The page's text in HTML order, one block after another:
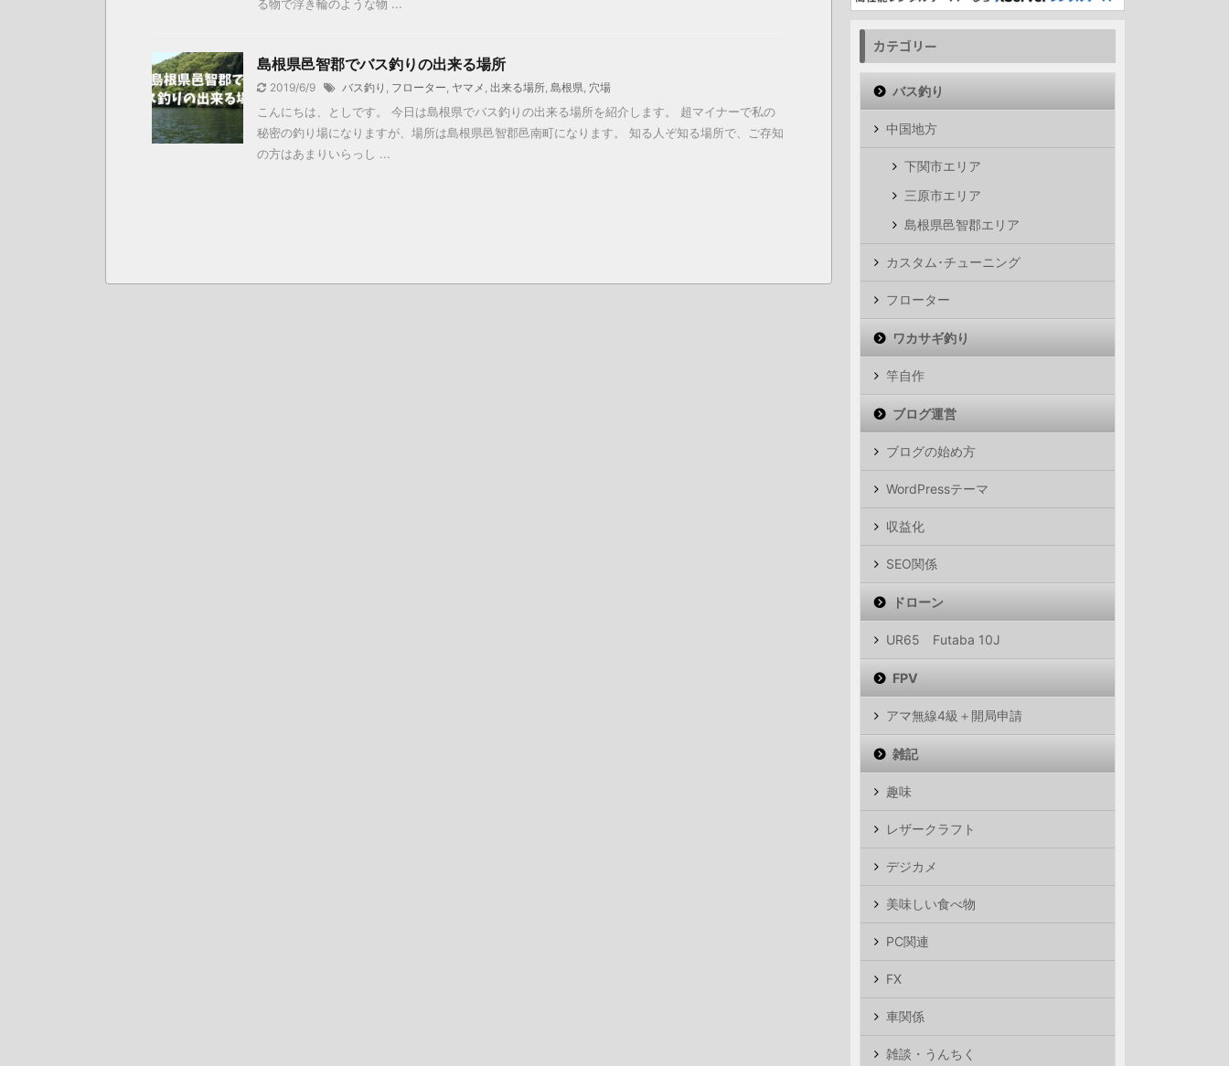
る物で浮き輪のような物 ...
島根県邑智郡でバス釣りの出来る場所
2019/6/9 バス釣り , フローター, ヤマメ , 出来る場所, 島根県, 穴場
こんにちは、としです。 今日は島根県でバス釣りの出来る場所を紹介します。 超マイナーで私の
秘密の釣り場になりますが、場所は島根県邑智郡邑南町になります。 知る人ぞ知る場所で、ご存知
の方はあまりいらっし ...
カテゴリー
バス釣り
中国地方
下関市エリア
三原市エリア
島根県邑智郡エリア
カスタム･チューニング
フローター
ワカサギ釣り
竿自作
ブログ運営
ブログの始め方
WordPressテーマ
収益化
SEO関係
ドローン
UR65 Futaba 10J
FPV
アマ無線4級＋開局申請
雑記
趣味
レザークラフト
デジカメ
美味しい食べ物
PC関連
FX
車関係
雑談・うんちく